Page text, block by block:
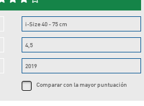
i-Size 40 - 75 cm
4,5
2019
Comparar con la mayor puntuación